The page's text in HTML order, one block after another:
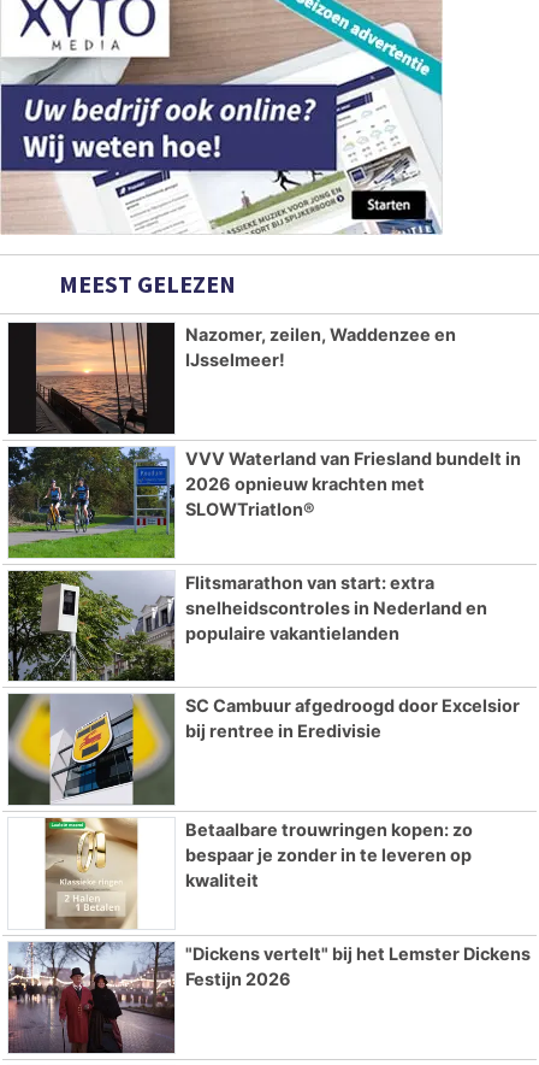
MEEST GELEZEN
Nazomer, zeilen, Waddenzee en
IJsselmeer!
VVV Waterland van Friesland bundelt in
2026 opnieuw krachten met
SLOWTriatlon®
Flitsmarathon van start: extra
snelheidscontroles in Nederland en
populaire vakantielanden
SC Cambuur afgedroogd door Excelsior
bij rentree in Eredivisie
Betaalbare trouwringen kopen: zo
bespaar je zonder in te leveren op
kwaliteit
"Dickens vertelt" bij het Lemster Dickens
Festijn 2026